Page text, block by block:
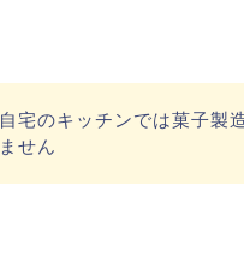
自宅のキッチンでは菓子製
ません